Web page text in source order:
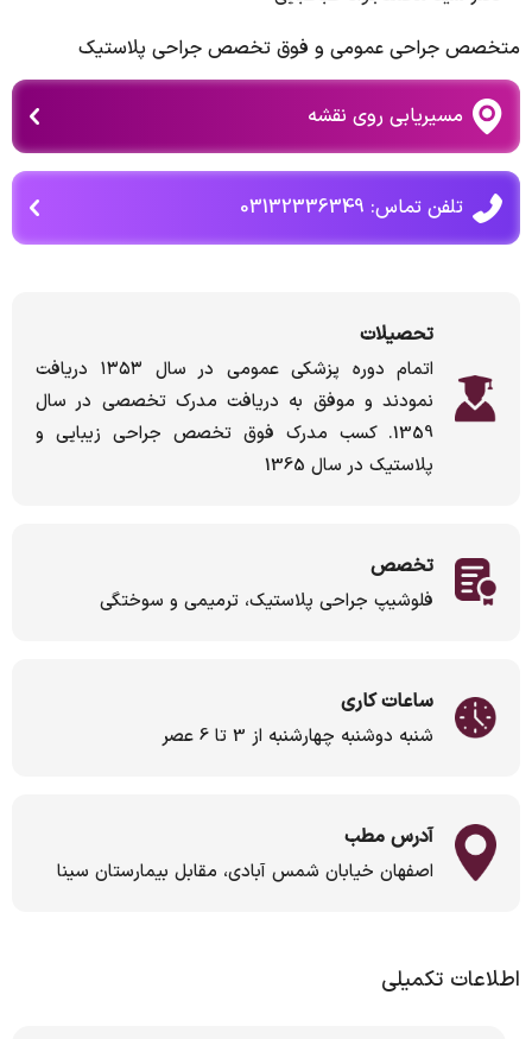
متخصص جراحی عمومی و فوق تخصص جراحی پلاستیک
مسیریابی روی نقشه
تلفن تماس: 03132336349
تحصیلات
اتمام دوره پزشکی عمومی در سال ۱۳۵۳ دریافت
نمودند و موفق به دریافت مدرک تخصصی در سال
1359. کسب مدرک فوق تخصص جراحی زیبایی و
پلاستیک در سال 1365
تخصص
فلوشیپ جراحی پلاستیک، ترمیمی و سوختگی
ساعات کاری
شنبه دوشنبه چهارشنبه از 3 تا 6 عصر
آدرس مطب
اصفهان خیابان شمس آبادی، مقابل بیمارستان سینا
اطلاعات تکمیلی